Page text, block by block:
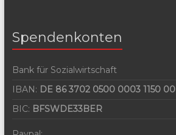
Spendenkonten
Bank für Sozialwirtschaft
IBAN: DE 86 3702 0500 0003 1150 00
BIC: BFSWDE33BER